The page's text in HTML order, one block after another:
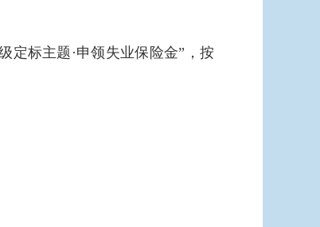
定标主题·申领失业保险金”，按